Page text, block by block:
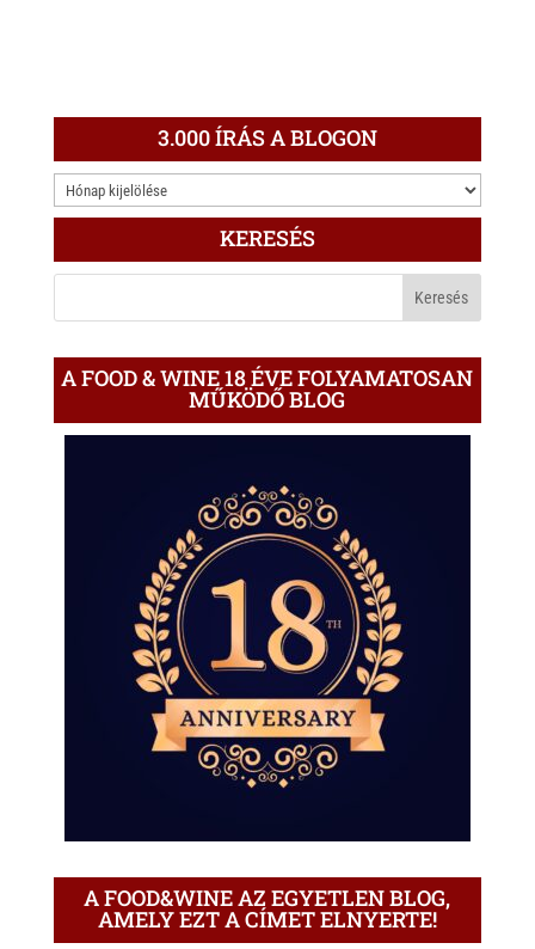
3.000 ÍRÁS A BLOGON
3.000
ÍRÁS
KERESÉS
A FOOD & WINE 18 ÉVE FOLYAMATOSAN
MŰKÖDŐ BLOG
A FOOD&WINE AZ EGYETLEN BLOG,
AMELY EZT A CÍMET ELNYERTE!